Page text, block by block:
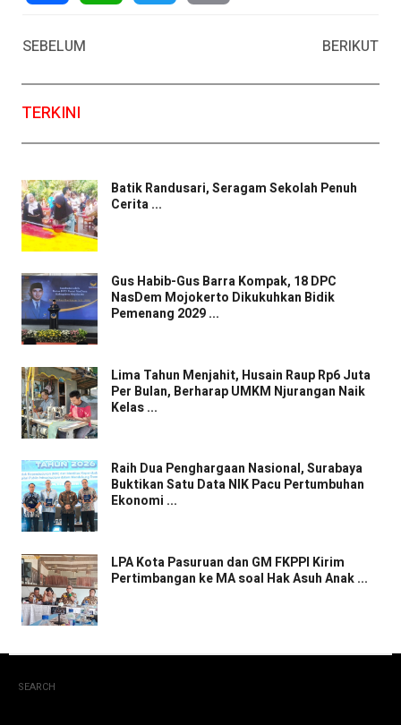
SEBELUM
BERIKUT
TERKINI
Batik Randusari, Seragam Sekolah Penuh
Cerita ...
Gus Habib-Gus Barra Kompak, 18 DPC
NasDem Mojokerto Dikukuhkan Bidik
Pemenang 2029 ...
Lima Tahun Menjahit, Husain Raup Rp6 Juta
Per Bulan, Berharap UMKM Njurangan Naik
Kelas ...
Raih Dua Penghargaan Nasional, Surabaya
Buktikan Satu Data NIK Pacu Pertumbuhan
Ekonomi ...
LPA Kota Pasuruan dan GM FKPPI Kirim
Pertimbangan ke MA soal Hak Asuh Anak ...
SEARCH